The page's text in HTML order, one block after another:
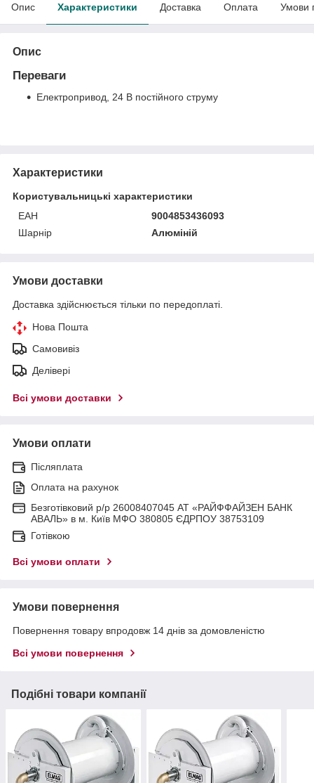
Опис Характеристики Доставка Оплата Умови
Опис
Переваги
Електропривод, 24 В постійного струму
Характеристики
Користувальницькі характеристики
ЕАН
9004853436093
Шарнір
Алюміній
Умови доставки
Доставка здійснюється тільки по передоплаті.
Нова Пошта
Самовивіз
Делівері
Всі умови доставки
Умови оплати
Післяплата
Оплата на рахунок
Безготівковий р/р 26008407045 АТ «РАЙФФАЙЗЕН БАНК
АВАЛЬ» в м. Київ МФО 380805 ЄДРПОУ 38753109
Готівкою
Всі умови оплати
Умови повернення
Повернення товару впродовж 14 днів за домовленістю
Всі умови повернення
Подібні товари компанії